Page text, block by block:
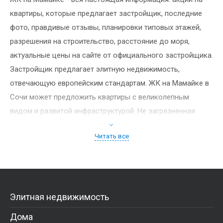
Подобрать недвижимость
квартиры, которые предлагает застройщик, последние
фото, правдивые отзывы, планировки типовых этажей,
разрешения на строительство, расстояние до моря,
актуальные цены на сайте от официального застройщика.
Застройщик предлагает элитную недвижимость,
отвечающую европейским стандартам. ЖК на Мамайке в
Сочи может предложить квартиры с великолепным
видом и развитой инфраструктурой. Не загрязненная
экология, чистый воздух и необходимый сервис помогут
обеспечить комфортные условия для проживания вашей
полностью соответствующий вашим представлениям о
позаботились о комфортности и надежности жилого
Читать все
Элитная недвижимость
Дома